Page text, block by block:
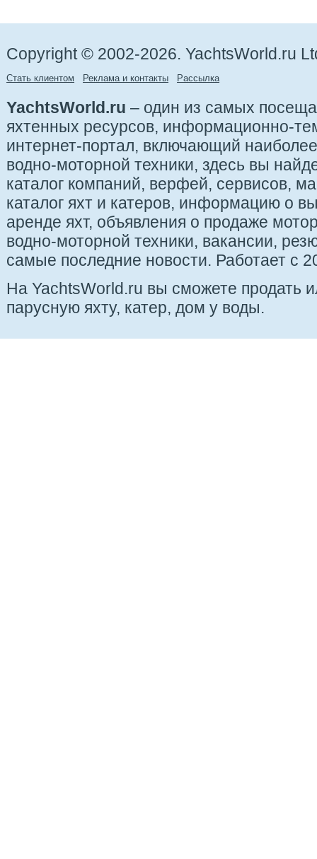
Copyright © 2002-2026. YachtsWorld.ru
Стать клиентом Реклама и контакты Рассылка
YachtsWorld.ru – один из самых
яхтенных ресурсов, информационно-
интернет-портал, включающий
водно-моторной техники, здесь вы
каталог компаний, верфей, сервисов,
каталог яхт и катеров, информацию о
аренде яхт, объявления о продаже
водно-моторной техники, вакансии,
самые последние новости. Работает с
На YachtsWorld.ru вы сможете продать
парусную яхту, катер, дом у воды.